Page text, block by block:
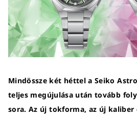
Mindössze két héttel a Seiko
teljes megújulása után tovább
sora. Az új tokforma, az új